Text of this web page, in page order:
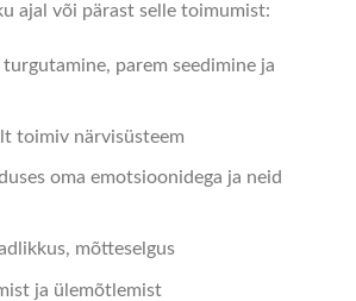
ajal või pärast selle toimumist:
parem seedimine ja
toimiv närvisüsteem
oma emotsioonidega ja neid
mõtteselgus
ja ülemõtlemist